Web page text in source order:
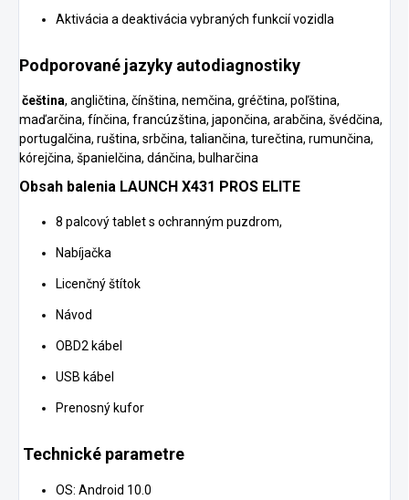
Aktivácia a deaktivácia vybraných funkcií vozidla
Podporované jazyky autodiagnostiky
čeština, angličtina, čínština, nemčina, gréčtina, poľština,
maďarčina, fínčina, francúzština, japončina, arabčina, švédčina,
portugalčina, ruština, srbčina, taliančina, turečtina, rumunčina,
kórejčina, španielčina, dánčina, bulharčina
Obsah balenia LAUNCH X431 PROS ELITE
8 palcový tablet s ochranným puzdrom,
Nabíjačka
Licenčný štítok
Návod
OBD2 kábel
USB kábel
Prenosný kufor
Technické parametre
OS: Android 10.0